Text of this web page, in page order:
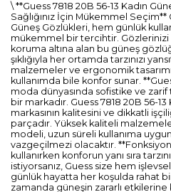
\ **Guess 7818 20B 56-13 Kadın
Sağlığınız İçin Mükemmel Seçim**
Güneş Gözlükleri, hem günlük
mükemmel bir tercihtir. Gözlerinizi
koruma altına alan bu güneş
şıklığıyla her ortamda tarzınızı
malzemeler ve ergonomik
kullanımda bile konfor sunar.
moda dünyasında sofistike ve zarif
bir markadır. Guess 7818 20B 56-
markasının kalitesini ve dikkatli
parçadır. Yüksek kaliteli
modeli, uzun süreli kullanıma
vazgeçilmezi olacaktır.
kullanırken konforun yanı sıra
istiyorsanız, Guess size hem
günlük hayatta her koşulda rahat
zamanda güneşin zararlı etkilerine